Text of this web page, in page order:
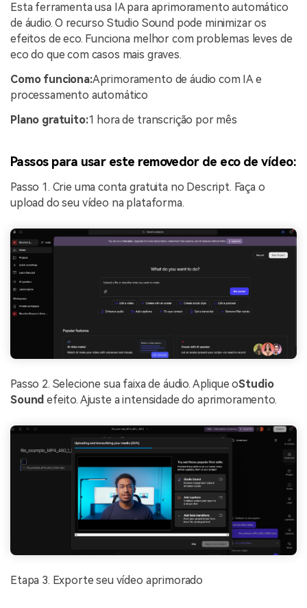
Esta ferramenta usa IA para aprimoramento automático
de áudio. O recurso Studio Sound pode minimizar os
efeitos de eco. Funciona melhor com problemas leves de
eco do que com casos mais graves.
Como funciona:Aprimoramento de áudio com IA e
processamento automático
Plano gratuito:1 hora de transcrição por mês
Passos para usar este removedor de eco de vídeo:
Passo 1. Crie uma conta gratuita no Descript. Faça o
upload do seu vídeo na plataforma.
Passo 2. Selecione sua faixa de áudio. Aplique oStudio
Sound efeito. Ajuste a intensidade do aprimoramento.
Etapa 3. Exporte seu vídeo aprimorado